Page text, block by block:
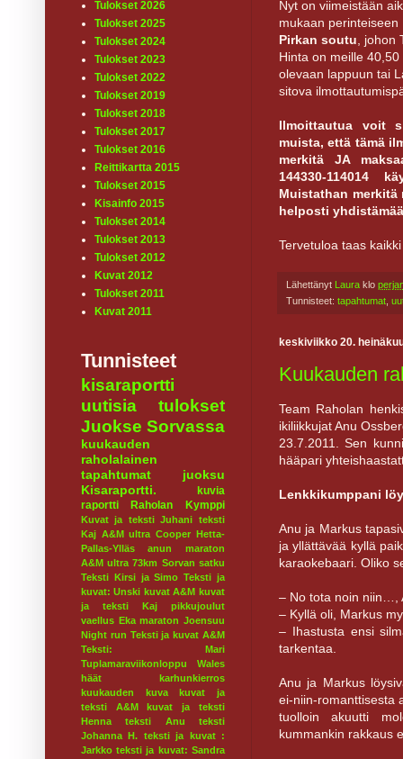
Nyt on viimeistään
mukaan
Pirkan soutu, johon
Hinta on meille
olevaan lappuun tai
sitova
Ilmoittautua voit
muista, että tämä
merkitä JA
144330-114014
Muistathan
helposti
Tervetuloa taas
Lähettänyt Laura klo
Tunnisteet: tapahtumat
keskiviikko 20.
Kuukauden
Team Raholan
ikiliikkujat Anu
23.7.2011. Sen
hääpari
Lenkkikumppani
Anu ja Markus
ja yllättävää kyllä
karaokebaari. Oliko
– No tota noin niin…,
– Kyllä oli, Markus
– Ihastusta ensi
tarkentaa.
Anu ja Markus
ei-niin-romanttisesta
tuolloin akuutti
kummankin rakkaus
Tulokset 2026
Tulokset 2025
Tulokset 2024
Tulokset 2023
Tulokset 2022
Tulokset 2019
Tulokset 2018
Tulokset 2017
Tulokset 2016
Reittikartta 2015
Tulokset 2015
Kisainfo 2015
Tulokset 2014
Tulokset 2013
Tulokset 2012
Kuvat 2012
Tulokset 2011
Kuvat 2011
Tunnisteet
kisaraportti
uutisia
tulokset
Juokse Sorvassa
kuukauden
raholalainen
tapahtumat
juoksu
Kisaraportti.
kuvia
raportti
Raholan Kymppi
Kuvat ja teksti Juhani teksti
Kaj A&M ultra Cooper Hetta-
Pallas-Ylläs
anun maraton
A&M ultra 73km Sorvan satku
Teksti Kirsi ja Simo Teksti ja
kuvat: Unski kuvat A&M kuvat
ja teksti Kaj
pikkujoulut
vaellus Eka maraton Joensuu
Night run Teksti ja kuvat A&M
Teksti: Mari
Tuplamaraviikonloppu
Wales
häät
karhunkierros
kuukauden kuva
kuvat ja
teksti A&M
kuvat ja teksti
Henna
teksti Anu
teksti
Johanna H. teksti ja kuvat :
Jarkko teksti ja kuvat: Sandra